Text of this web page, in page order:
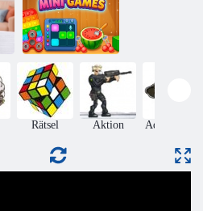
Puzzle-Solitär-
Puzzle
Entspannende
Minispiele
Rätsel Aktion Adventures